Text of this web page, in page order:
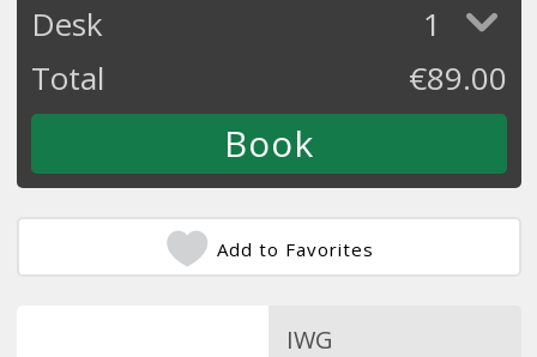
Desk
1
Total
€89.00
Add to Favorites
IWG